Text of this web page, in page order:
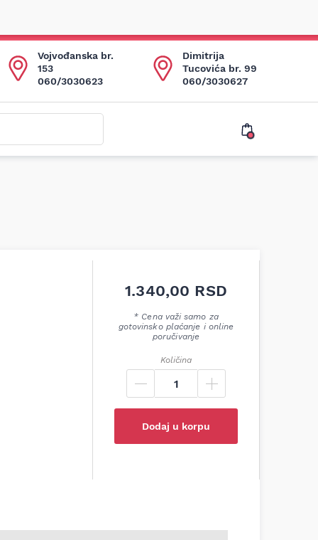
153
Tucovića br. 99
1.340,00 RSD
* Cena važi samo za
gotovinsko plaćanje i online
poručivanje
Količina
Dodaj u korpu